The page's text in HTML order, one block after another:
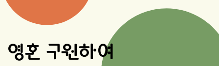
영혼 구원하여